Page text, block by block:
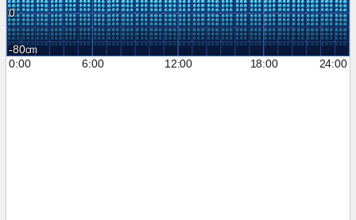
0
-80
0:00
6:00 12:00 18:00 24:00